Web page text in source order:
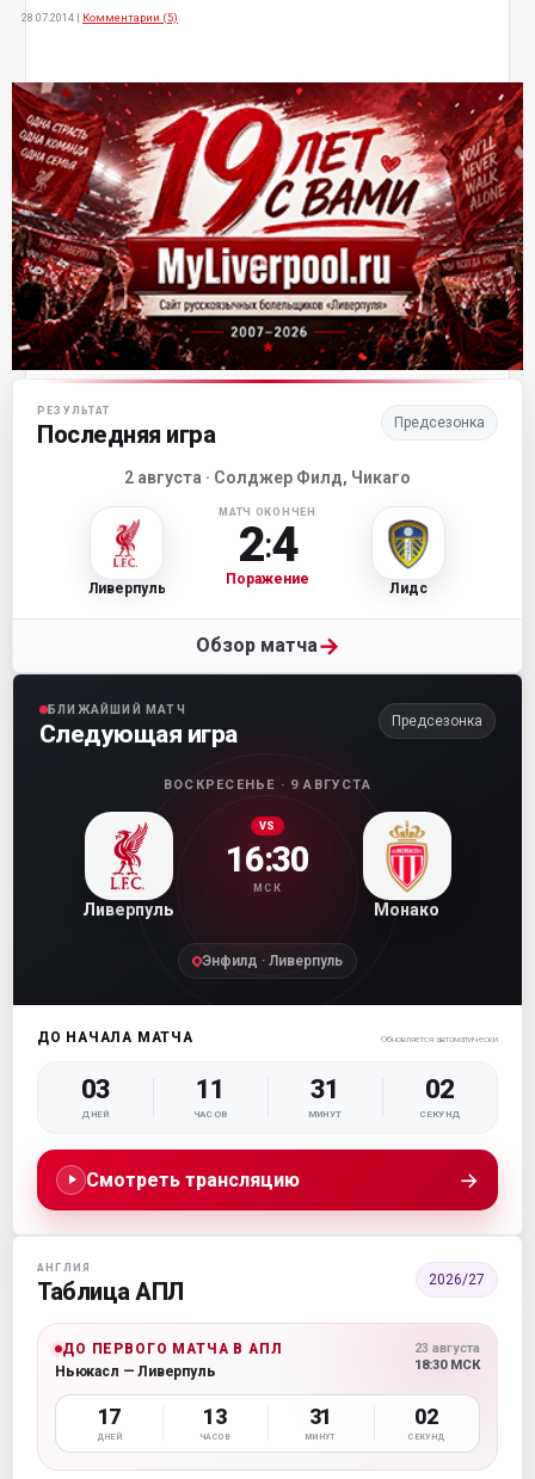
28.07.2014 | Комментарии (5)
Матч-центр «Ливерпуля»
РЕЗУЛЬТАТ
Последняя игра Предсезонка
2 августа · Солджер Филд, Чикаго
Ливерпуль
МАТЧ ОКОНЧЕН
2:4
Поражение
Лидс
Обзор матча→
БЛИЖАЙШИЙ МАТЧ
Следующая игра Предсезонка
ВОСКРЕСЕНЬЕ · 9 АВГУСТА
Ливерпуль
VS
16:30
МСК
Монако
Энфилд · Ливерпуль
ДО НАЧАЛА МАТЧА Обновляется автоматически
03
ДНЕЙ
11
ЧАСОВ
31
МИНУТ
01
СЕКУНД
Смотреть трансляцию →
АНГЛИЯ
Таблица АПЛ 2026/27
ДО ПЕРВОГО МАТЧА В АПЛ
Ньюкасл — Ливерпуль
23 августа
18:30 МСК
17
ДНЕЙ
13
ЧАСОВ
31
МИНУТ
01
СЕКУНД